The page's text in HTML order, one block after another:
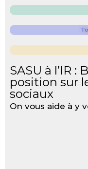
SASU à l’IR :
position sur
sociaux
On vous aide à y